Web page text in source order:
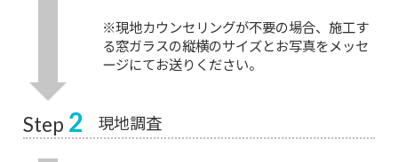
※現地カウンセリングが不要の場合、施工す
る窓ガラスの縦横のサイズとお写真をメッセ
ージにてお送りください。
Step 2 現地調査